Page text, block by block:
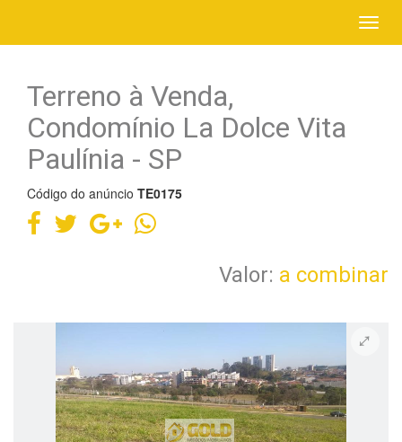
HOME
ALUGAR
FAVORITOS
ÁREA DO CLIENTE
Terreno à Venda,
Condomínio La Dolce Vita
Paulínia - SP
Código do anúncio TE0175
Valor: a combinar